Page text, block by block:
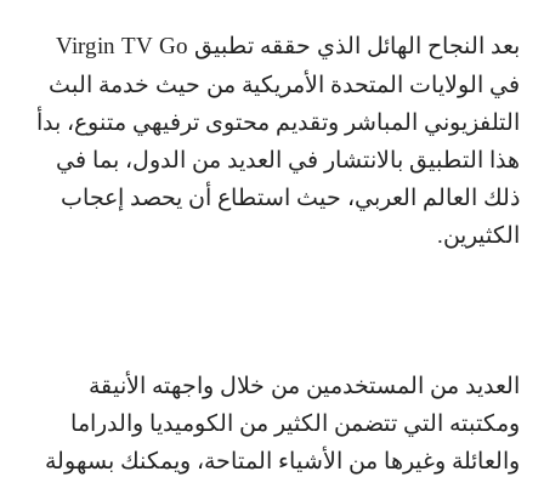
بعد النجاح الهائل الذي حققه تطبيق Virgin TV Go
في الولايات المتحدة الأمريكية من حيث خدمة البث
التلفزيوني المباشر وتقديم محتوى ترفيهي متنوع، بدأ
هذا التطبيق بالانتشار في العديد من الدول، بما في
ذلك العالم العربي، حيث استطاع أن يحصد إعجاب
الكثيرين.
العديد من المستخدمين من خلال واجهته الأنيقة
ومكتبته التي تتضمن الكثير من الكوميديا والدراما
والعائلة وغيرها من الأشياء المتاحة، ويمكنك بسهولة